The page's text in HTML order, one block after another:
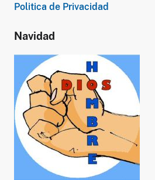
Politica de Privacidad
Navidad